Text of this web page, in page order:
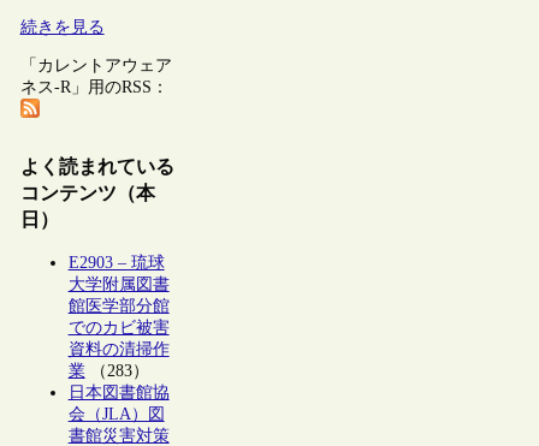
続きを見る
「カレントアウェア
ネス-R」用のRSS：
よく読まれている
コンテンツ（本
日）
E2903 – 琉球
大学附属図書
館医学部分館
でのカビ被害
資料の清掃作
業（283）
日本図書館協
会（JLA）図
書館災害対策